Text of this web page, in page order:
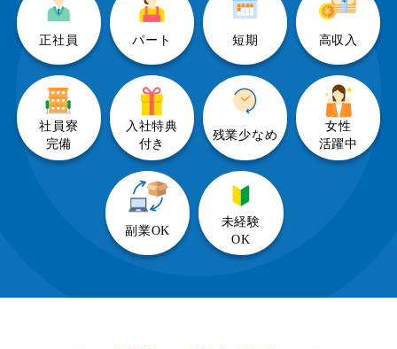
正社員 パート 短期 高収入
社員寮
完備
入社特典
付き
残業少なめ
女性
活躍中
副業OK
未経験
OK